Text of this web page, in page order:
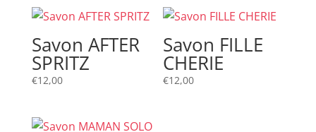
Savon AFTER
SPRITZ
€12,00
Savon FILLE
CHERIE
€12,00